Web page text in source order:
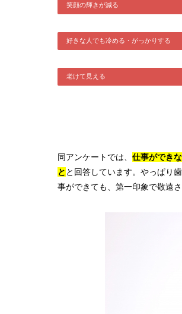
笑顔の輝きが減る
好きな人でも冷める・がっかりする
老けて見える
同アンケートでは、 仕事ができ
と と回答しています。やっぱり
事ができても、第一印象で敬遠